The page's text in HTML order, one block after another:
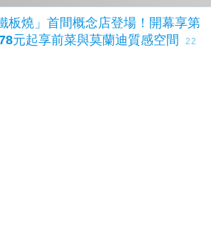
板燒」首間概念店登場！開幕享第
元起享前菜與莫蘭迪質感空間
22